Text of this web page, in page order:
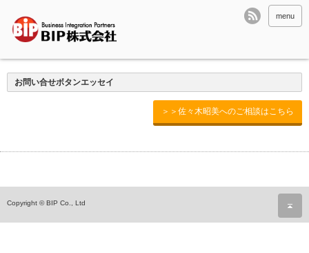
menu
お問い合せボタンエッセイ
＞＞佐々木昭美へのご相談はこちら
Copyright © BIP Co., Ltd